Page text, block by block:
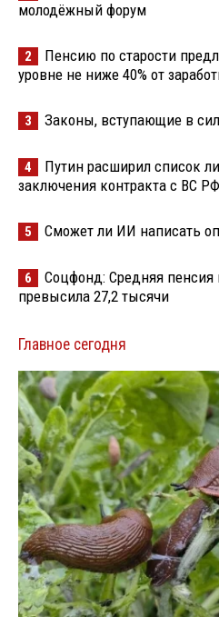
молодёжный форум
2
Пенсию по старости
уровне не ниже 40% от
3 Законы, вступающие в
4
Путин расширил список
заключения контракта с ВС РФ
5 Сможет ли ИИ написать
6
Соцфонд: Средняя пенсия
превысила 27,2 тысячи
Главное сегодня